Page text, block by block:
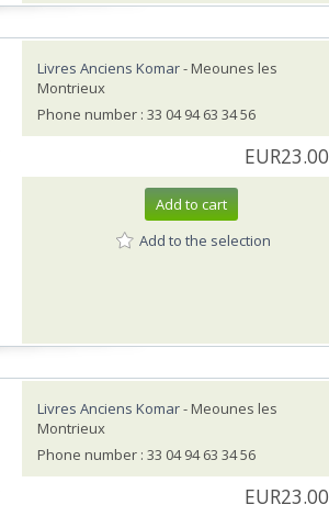
Livres Anciens Komar- Meounes les
Montrieux
Phone number : 33 04 94 63 34 56
EUR23.00
Add to cart
Add to the selection
Livres Anciens Komar- Meounes les
Montrieux
Phone number : 33 04 94 63 34 56
EUR23.00